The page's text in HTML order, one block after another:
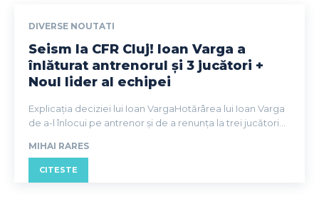
DIVERSE NOUTATI
Seism la CFR Cluj! Ioan Varga a
înlăturat antrenorul și 3 jucători +
Noul lider al echipei
Explicația deciziei lui Ioan VargaHotărârea lui Ioan Varga
de a-l înlocui pe antrenor și de a renunța la trei jucători...
MIHAI RARES
CITESTE